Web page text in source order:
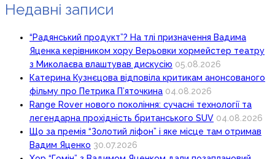
Недавні записи
“Радянський продукт”? На тлі призначення Вадима
Яценка керівником хору Верьовки хормейстер театру
з Миколаєва влаштував дискусію 05.08.2026
Катерина Кузнєцова відповіла критикам анонсованого
фільму про Петрика П’яточкина 04.08.2026
Range Rover нового покоління: сучасні технології та
легендарна прохідність британського SUV 04.08.2026
Що за премія “Золотий ліфон” і яке місце там отримав
Вадим Яценко 30.07.2026